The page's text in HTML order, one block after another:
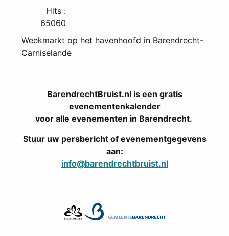
Hits :
65060
Weekmarkt op het havenhoofd in Barendrecht-
Carniselande
BarendrechtBruist.nl is een gratis
evenementenkalender
voor alle evenementen in Barendrecht.
Stuur uw persbericht of evenementgegevens
aan:
info@barendrechtbruist.nl